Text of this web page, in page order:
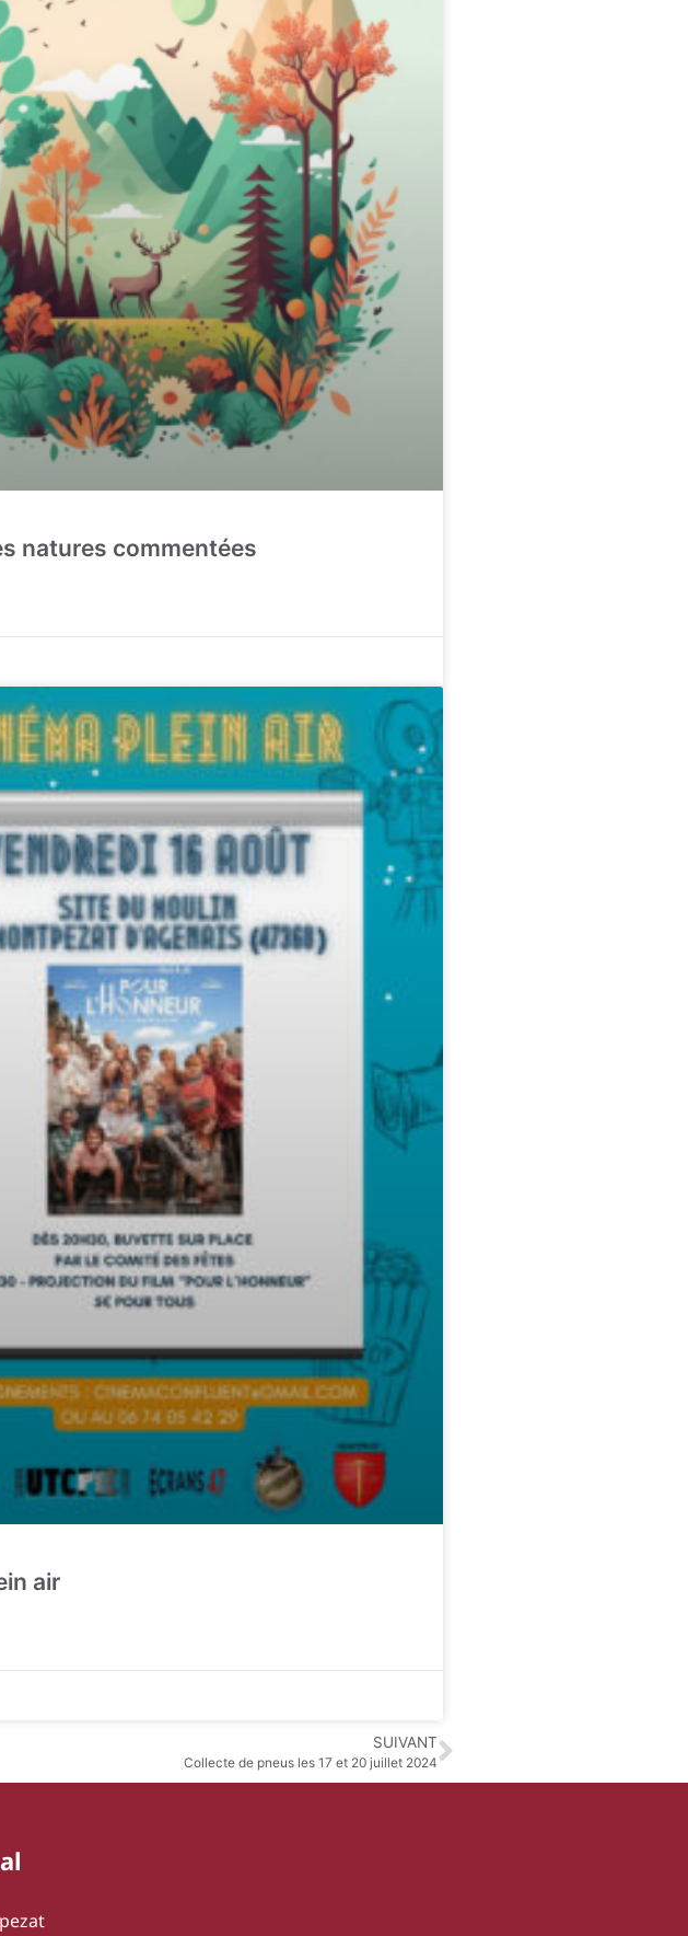
natures commentées
air
SUIVANT
Collecte de pneus les 17 et 20 juillet 2024